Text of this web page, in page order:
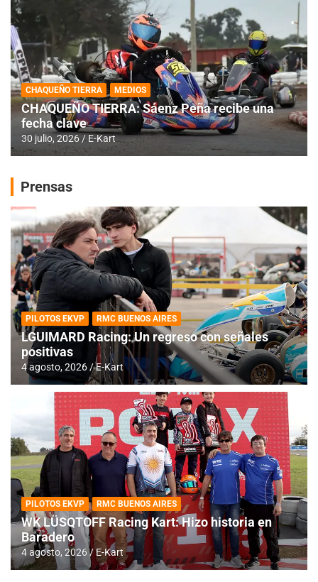
CHAQUEÑO TIERRA MEDIOS
CHAQUEÑO TIERRA: Sáenz Peña recibe una
fecha clave
30 julio, 2026 E-Kart
Prensas
PILOTOS EKVP RMC BUENOS AIRES
LGUIMARD Racing: Un regreso con señales
positivas
4 agosto, 2026 E-Kart
PILOTOS EKVP RMC BUENOS AIRES
WK LÜSQTOFF Racing Kart: Hizo historia en
Baradero
4 agosto, 2026 E-Kart